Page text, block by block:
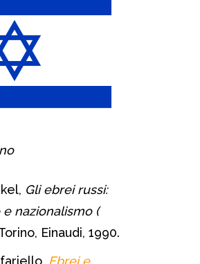
Gli ebrei russi:
nazionalismo (
Einaudi, 1990.
Ebrei e